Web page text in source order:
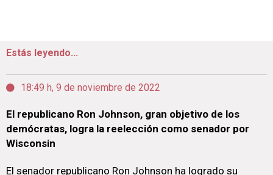
Estás leyendo...
18:49 h, 9 de noviembre de 2022
El republicano Ron Johnson, gran objetivo de los
demócratas, logra la reelección como senador por
Wisconsin
El senador republicano Ron Johnson ha logrado su